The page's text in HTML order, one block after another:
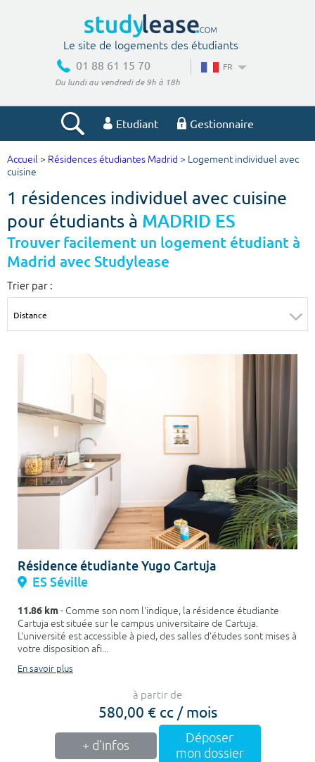
Le site de logements des étudiants
01 88 61 15 70
Du lundi au vendredi de 9h à 18h
FR
Etudiant Gestionnaire
Votre recherche
Ville, école
Budget min
€
Budget max
€
Surface min Surface max
m²
Type de location
Votre date d'entrée
Chercher
Accueil > Résidences étudiantes Madrid > Logement individuel avec
cuisine
1 résidences individuel avec cuisine
pour étudiants à MADRID ES
Trouver facilement un logement étudiant à
Madrid avec Studylease
Trier par :
Résidence étudiante Yugo Cartuja
ES Séville
11.86 km- Comme son nom l'indique, la résidence étudiante
Cartuja est située sur le campus universitaire de Cartuja.
L'université est accessible à pied, des salles d'études sont mises à
votre disposition afi...
En savoir plus
à partir de
580,00 € cc / mois
+ d'infos
Déposer
mon dossier